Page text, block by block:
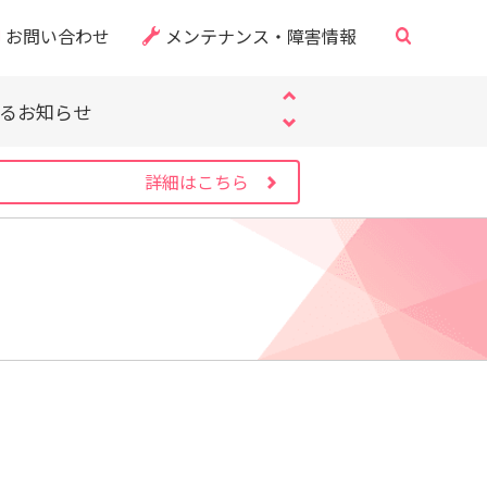
お問い合わせ メンテナンス・障害情報
CVE-2026-60137）
イト」にご注意ください
CVE-2026-60137）
知らせ
・CVE-2026-60137）
詳細はこちら